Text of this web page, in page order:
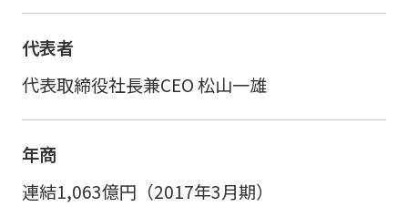
代表者
代表取締役社長兼CEO 松山一雄
年商
連結1,063億円（2017年3月期）